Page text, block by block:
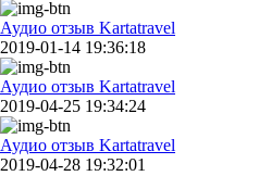
Аудио отзыв Kartatravel
2019-01-14 19:36:18
Аудио отзыв Kartatravel
2019-04-25 19:34:24
Аудио отзыв Kartatravel
2019-04-28 19:32:01